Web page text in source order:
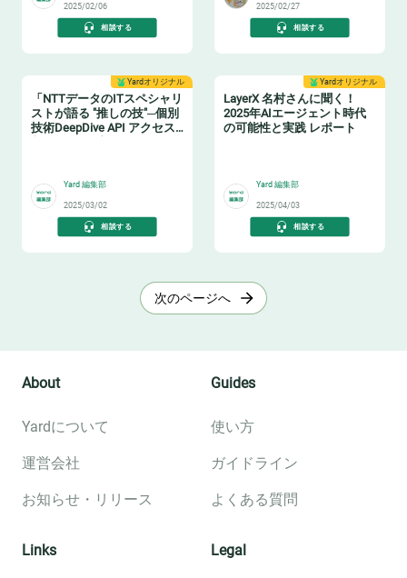
2025/02/06
相談する
2025/02/27
相談する
Yardオリジナル
「NTTデータのITスペシャリ
ストが語る "推しの技"─個別
技術DeepDive API アクセス
Yard 編集部
2025/03/02
相談する
Yardオリジナル
LayerX 名村さんに聞く！
2025年AIエージェント時代
の可能性と実践 レポート
Yard 編集部
2025/04/03
相談する
次のページへ
About
Yardについて
運営会社
お知らせ・リリース
Guides
使い方
ガイドライン
よくある質問
Links Legal